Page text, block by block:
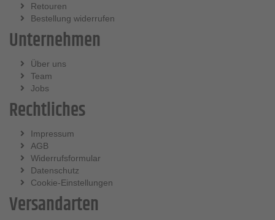
Retouren
Bestellung widerrufen
Unternehmen
Über uns
Team
Jobs
Rechtliches
Impressum
AGB
Widerrufsformular
Datenschutz
Cookie-Einstellungen
Versandarten